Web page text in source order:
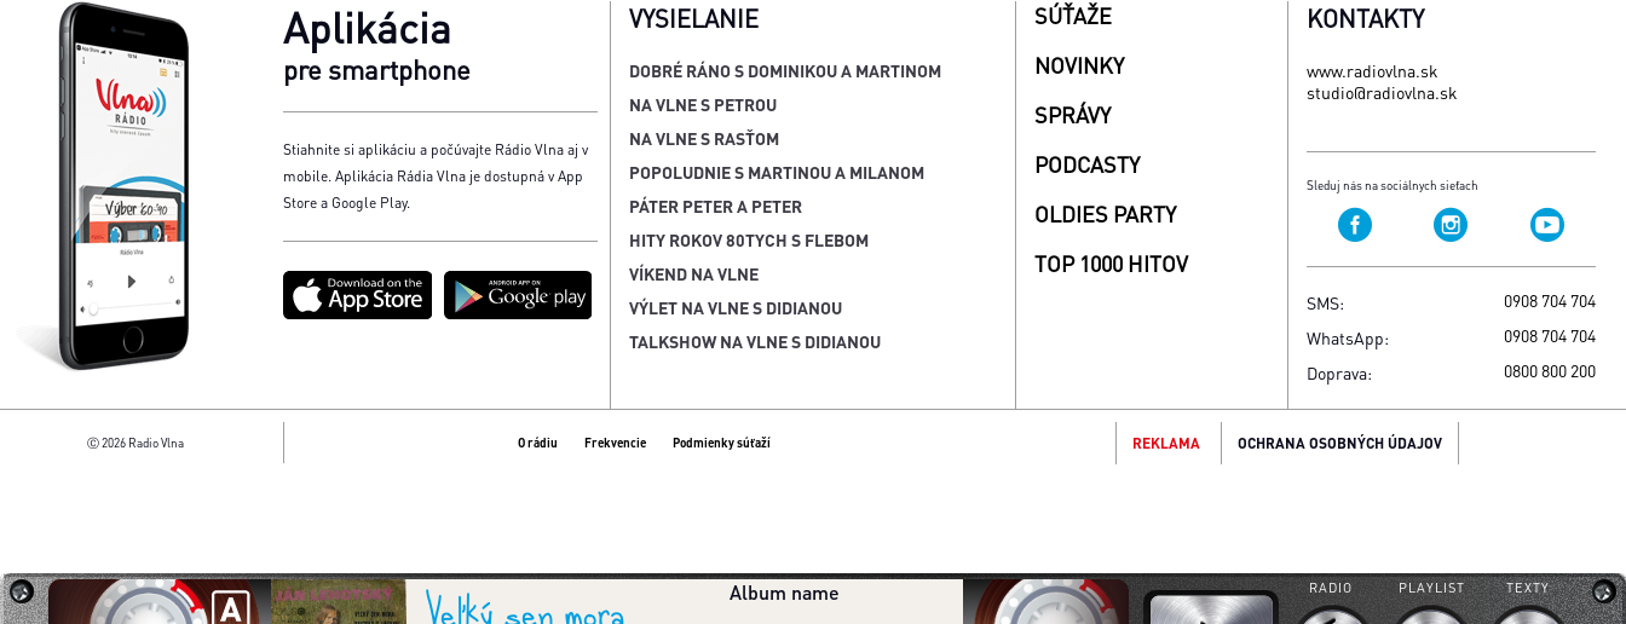
Album name
RÃ¡dia
Zavrieť [x]
Zavrieť [x]
Zavrieť [x]
Zavrieť [x]
Aplikácia
pre smartphone
Stiahnite si aplikáciu a počúvajte Rádio Vlna aj v
mobile. Aplikácia Rádia Vlna je dostupná v App
Store a Google Play.
VYSIELANIE
DOBRÉ RÁNO S DOMINIKOU A MARTINOM
NA VLNE S PETROU
NA VLNE S RASŤOM
POPOLUDNIE S MARTINOU A MILANOM
PÁTER PETER A PETER
HITY ROKOV 80TYCH S FLEBOM
VÍKEND NA VLNE
VÝLET NA VLNE S DIDIANOU
TALKSHOW NA VLNE S DIDIANOU
SÚŤAŽE
NOVINKY
SPRÁVY
PODCASTY
OLDIES PARTY
TOP 1000 HITOV
KONTAKTY
www.radiovlna.sk
studio@radiovlna.sk
Sleduj nás na sociálnych sieťach
SMS:
0908 704 704
WhatsApp:
0908 704 704
Doprava:
0800 800 200
Ⓒ 2026 Radio Vlna O rádiu Frekvencie Podmienky súťaží REKLAMA OCHRANA OSOBNÝCH ÚDAJOV